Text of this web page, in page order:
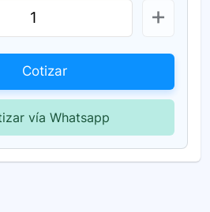
Cotizar
vía Whatsapp